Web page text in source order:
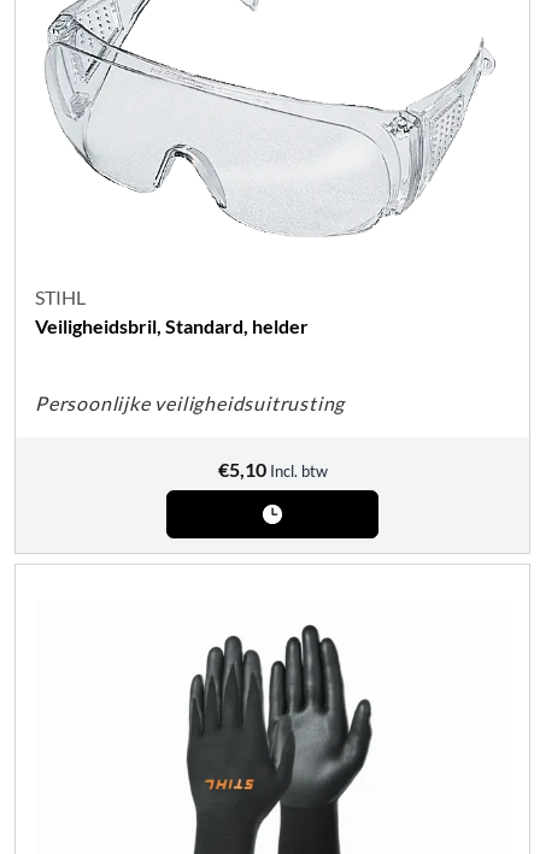
STIHL
Veiligheidsbril, Standard, helder
Persoonlijke veiligheidsuitrusting
€5,10 Incl. btw